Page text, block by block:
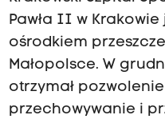
Pawła II w
ośrodkiem
Małopolsce. W
otrzymał
przechowywanie i